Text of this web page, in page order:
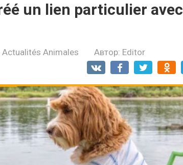
un lien particulier avec
Actualités Animales Автор: Editor